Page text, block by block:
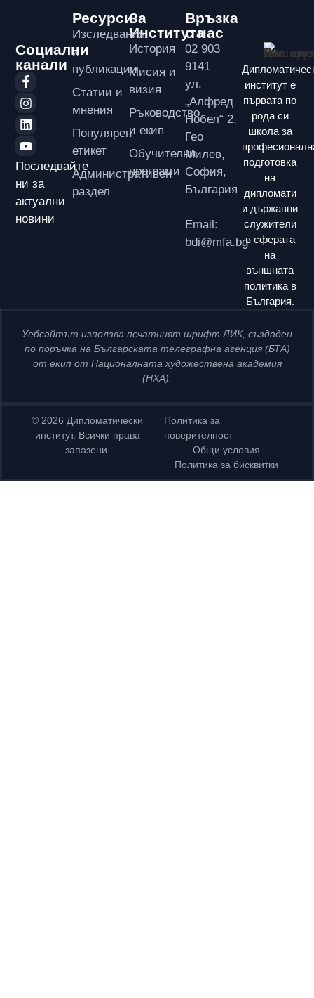
институт е
първата по
рода си
школа за
подготовка
на
дипломати
и държавни
служители
в сферата
на
външната
политика в
България.
За
Института
История
Мисия и
визия
Ръководство
и екип
Обучителни
програми
Ресурси
Изследвания
и
публикации
Статии и
мнения
Популярен
етикет
Административен
раздел
Връзка
с нас
02 903
9141
ул.
„Алфред
Нобел“ 2,
Гео
Милев,
София,
България
Email:
bdi@mfa.bg
Социални
канали
Последвайте
ни за
актуални
новини
Уебсайтът използва печатният шрифт ЛИК, създаден
по поръчка на Българската телеграфна агенция (БТА)
от екип от Националната художествена академия
(НХА).
© 2026 Дипломатически
институт. Всички права
запазени.
Политика за
поверителност
Общи условия
Политика за бисквитки